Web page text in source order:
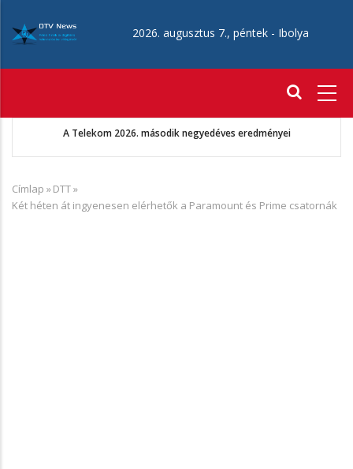
tartalomra
2026. augusztus 7., péntek - Ibolya
A Telekom 2026. második negyedéves eredményei
Morzsa
Címlap »DTT»
Két héten át ingyenesen elérhetők a Paramount és Prime csatornák